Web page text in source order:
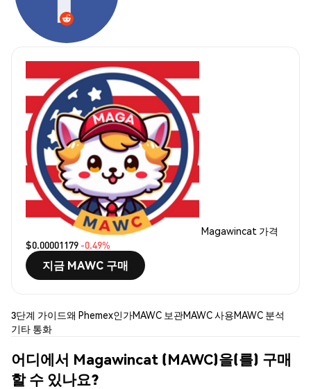
Magawincat 가격
$0.00001179 -0.49%
지금 MAWC 구매
3단계 가이드왜 Phemex인가MAWC 보관MAWC 사용MAWC 분석
기타 통화
어디에서 Magawincat (MAWC)을(를) 구매
할 수 있나요?